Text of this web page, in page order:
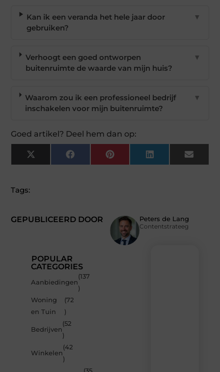
Kan ik een veranda het hele jaar door
gebruiken?
▼
Verhoogt een goed ontworpen
buitenruimte de waarde van mijn huis?
▼
Waarom zou ik een professioneel bedrijf
inschakelen voor mijn buitenruimte?
▼
Goed artikel? Deel hem dan op:
X
(Twitter)
FacebookPinterest LinkedIn Email
GEPUBLICEERD DOOR Peters de Lang
Contentstrateeg
Tags:
POPULAR
CATEGORIES
Aanbiedingen
(137
)
Woning
en Tuin
(72
)
Bedrijven
(52
)
Winkelen
(42
)